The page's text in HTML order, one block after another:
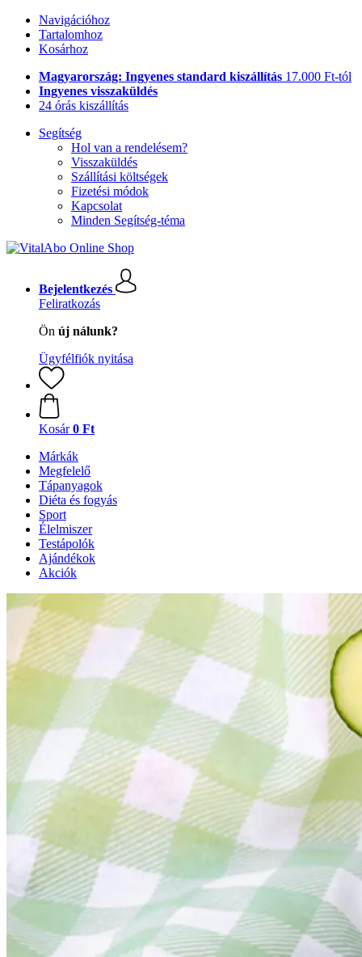
Navigációhoz
Tartalomhoz
Kosárhoz
Magyarország: Ingyenes standard kiszállítás 17.000 Ft-tól
Ingyenes visszaküldés
24 órás kiszállítás
Segítség
Hol van a rendelésem?
Visszaküldés
Szállítási költségek
Fizetési módok
Kapcsolat
Minden Segítség-téma
Bejelentkezés
Feliratkozás
Ön új nálunk?
Ügyfélfiók nyitása
Kosár 0 Ft
Márkák
Megfelelő
Tápanyagok
Diéta és fogyás
Sport
Élelmiszer
Testápolók
Ajándékok
Akciók